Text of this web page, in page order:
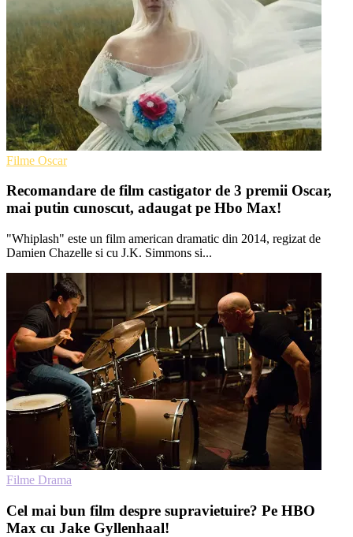
Filme Oscar
Recomandare de film castigator de 3 premii Oscar,
mai putin cunoscut, adaugat pe Hbo Max!
"Whiplash" este un film american dramatic din 2014, regizat de
Damien Chazelle si cu J.K. Simmons si...
Filme Drama
Cel mai bun film despre supravietuire? Pe HBO
Max cu Jake Gyllenhaal!